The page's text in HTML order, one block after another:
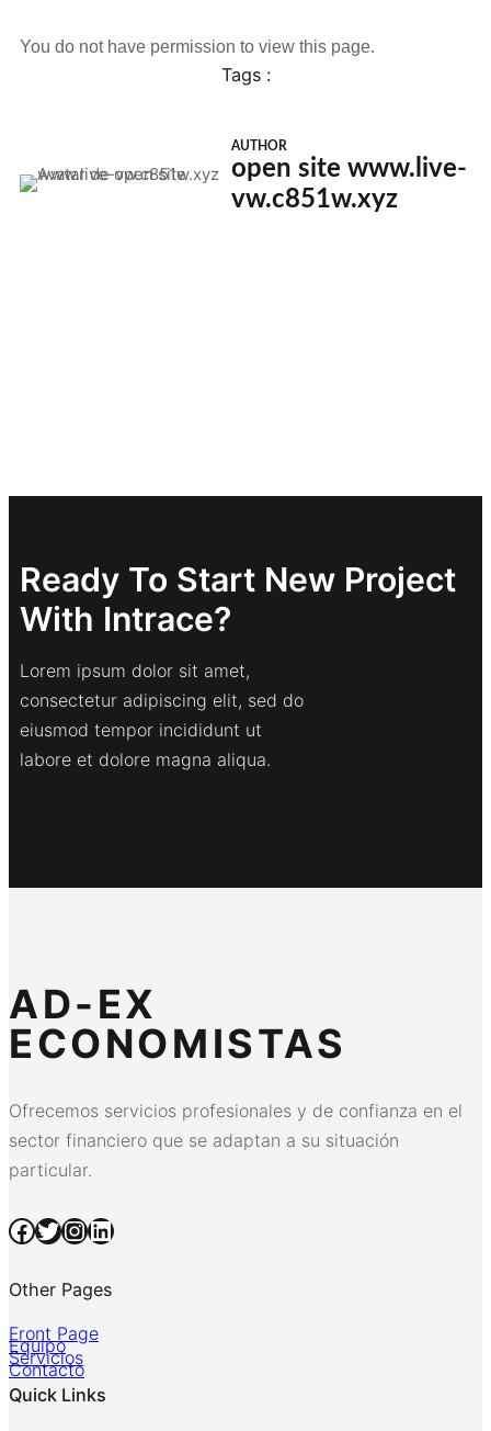
You do not have permission to view this page.
Tags :
AUTHOR
open site www.live-
vw.c851w.xyz
Ready To Start New Project
With Intrace?
Lorem ipsum dolor sit amet,
consectetur adipiscing elit, sed do
eiusmod tempor incididunt ut
labore et dolore magna aliqua.
AD-EX
ECONOMISTAS
Ofrecemos servicios profesionales y de confianza en el
sector financiero que se adaptan a su situación
particular.
Facebook Twitter InstagramLinkedIn
Other Pages
Front Page
Equipo
Servicios
Contacto
Quick Links